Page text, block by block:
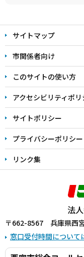
文
こ
こ
ま
で
サイトマップ
市関係者向け
このサイトの使い方
アクセシビリティポリ
サイトポリシー
プライバシーポリシー
リンク集
法
〒662-8567 兵庫県西宮
窓口受付時間について